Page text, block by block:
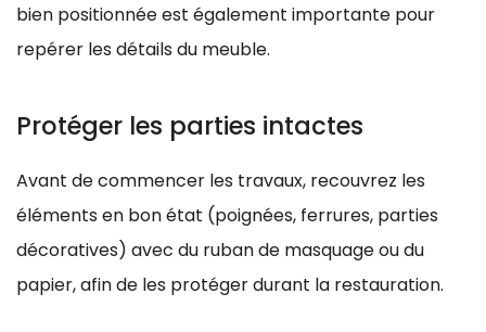
bien positionnée est également importante pour
repérer les détails du meuble.
Protéger les parties intactes
Avant de commencer les travaux, recouvrez les
éléments en bon état (poignées, ferrures, parties
décoratives) avec du ruban de masquage ou du
papier, afin de les protéger durant la restauration.